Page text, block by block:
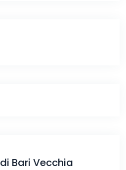
Bari Vecchia